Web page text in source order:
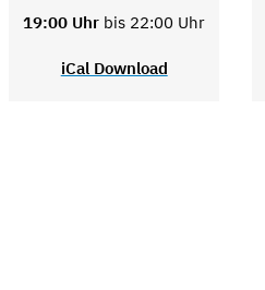
19:00 Uhr bis 22:00 Uhr
iCal Download